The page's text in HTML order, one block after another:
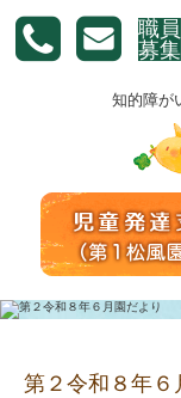
職員
募集
知的障が
第２令和８年６